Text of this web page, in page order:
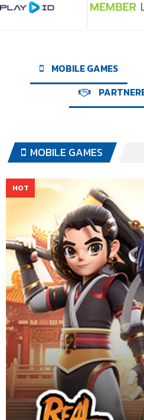
MOBILE GAMES
MOBILE GAMES
ปฐมบทจ้าวยุทธภพ เกมมือถื
Website